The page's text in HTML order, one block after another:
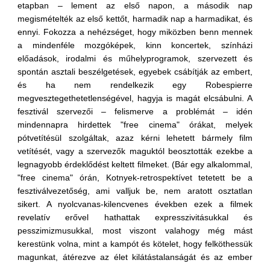
etapban – lement az első napon, a második nap
megismételték az első kettőt, harmadik nap a harmadikat, és
ennyi. Fokozza a nehézséget, hogy miközben benn mennek
a mindenféle mozgóképek, kinn koncertek, színházi
előadások, irodalmi és műhelyprogramok, szervezett és
spontán asztali beszélgetések, egyebek csábítják az embert,
és ha nem rendelkezik egy Robespierre
megvesztegethetetlenségével, hagyja is magát elcsábulni. A
fesztivál szervezői – felismerve a problémát – idén
mindennapra hirdettek "free cinema" órákat, melyek
pótvetítésül szolgáltak, azaz kérni lehetett bármely film
vetítését, vagy a szervezők maguktól beosztották ezekbe a
legnagyobb érdeklődést keltett filmeket. (Bár egy alkalommal,
"free cinema" órán, Kotnyek-retrospektívet tetetett be a
fesztiválvezetőség, ami valljuk be, nem aratott osztatlan
sikert. A nyolcvanas-kilencvenes években ezek a filmek
revelatív erővel hathattak expresszivitásukkal és
pesszimizmusukkal, most viszont valahogy még mást
kerestünk volna, mint a kampót és kötelet, hogy felköthessük
magunkat, átérezve az élet kilátástalanságát és az ember